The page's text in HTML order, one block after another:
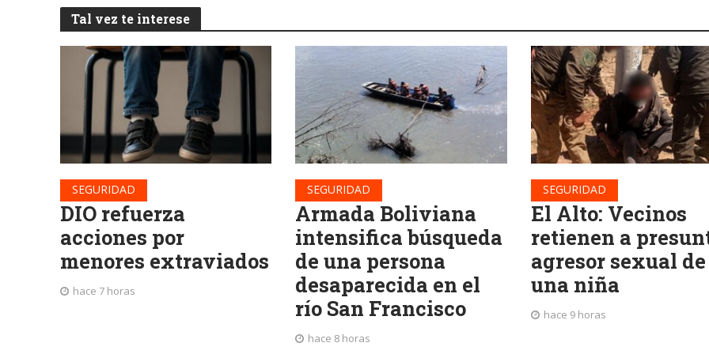
Tal vez te interese
SEGURIDAD
DIO refuerza
acciones por
menores extraviados
hace 7 horas
SEGURIDAD
Armada Boliviana
intensifica búsqueda
de una persona
desaparecida en el
río San Francisco
hace 8 horas
SEGURIDAD
El Alto: Vecinos
retienen a
agresor sexual de
una niña
hace 9 horas